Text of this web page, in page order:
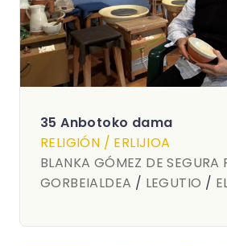
35 Anbotoko dama
RELIGIÓN / ERLIJIOA
BLANKA GÓMEZ DE SEGURA
GORBEIALDEA / LEGUTIO /